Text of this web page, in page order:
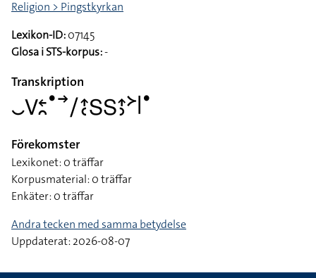
Religion > Pingstkyrkan
Lexikon-ID:07145
Glosa i STS-korpus:-
Transkription
􌤛􌤭􌥓􌥘􌤟􌥣􌥠􌤴􌥗􌥅􌥅􌤴􌤶􌦅􌥼􌤟
Förekomster
Lexikonet: 0 träffar
Korpusmaterial: 0 träffar
Enkäter: 0 träffar
Andra tecken med samma betydelse
Uppdaterat: 2026-08-07